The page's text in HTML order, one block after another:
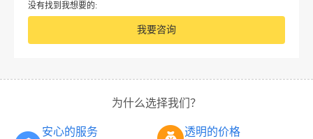
没有找到我想要的:
我要咨询
为什么选择我们？
安心的服务 透明的价格